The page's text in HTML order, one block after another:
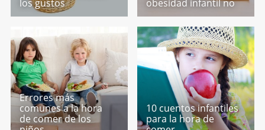
los gustos
obesidad infantil no
Errores más
comunes a la hora
de comer de los
10 cuentos infantiles
para la hora de